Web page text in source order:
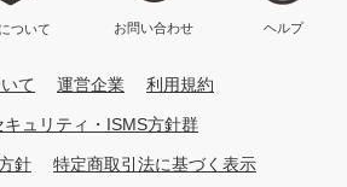
ついて お問い合わせ ヘルプ
て 運営企業 利用規約
キュリティ・ISMS方針群
針 特定商取引法に基づく表示